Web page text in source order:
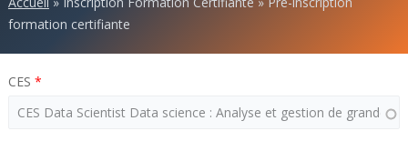
formation certifiante
CES *